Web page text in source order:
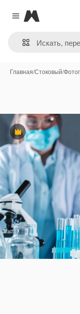
Close menu
Magnific
Главная/Стоковый/
Премиум